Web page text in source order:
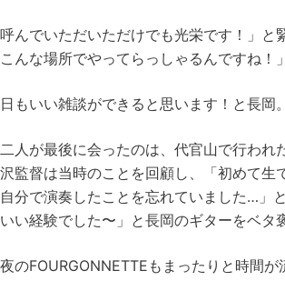
んでいただいただけでも光栄です！」と
んな場所でやってらっしゃるんですね！
もいい雑談ができると思います！と長岡。
人が最後に会ったのは、代官山で行われ
監督は当時のことを回顧し、「初めて生
分で演奏したことを忘れていました…」
い経験でした〜」と長岡のギターをベタ
のFOURGONNETTEもまったりと時間が